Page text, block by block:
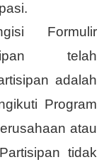
Formulir
telah
adalah
Program
atau
tidak